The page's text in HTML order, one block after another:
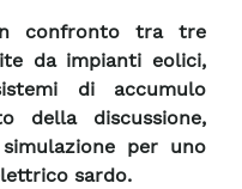
confronto tra tre
da impianti eolici,
di accumulo
della discussione,
per uno
sardo.